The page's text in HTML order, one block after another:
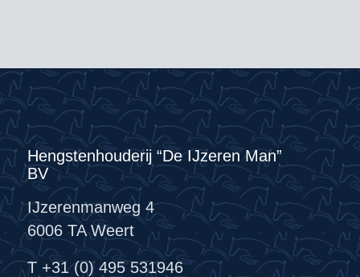
Hengstenhouderij “De IJzeren Man”
BV
IJzerenmanweg 4
6006 TA Weert
T +31 (0) 495 531946